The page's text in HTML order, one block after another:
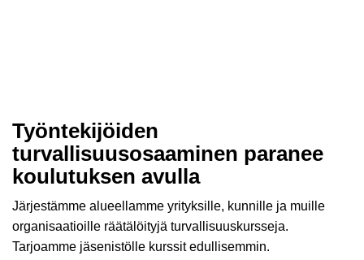
Työntekijöiden
turvallisuusosaaminen paranee
koulutuksen avulla
Järjestämme alueellamme yrityksille, kunnille ja muille
organisaatioille räätälöityjä turvallisuuskursseja.
Tarjoamme jäsenistölle kurssit edullisemmin.